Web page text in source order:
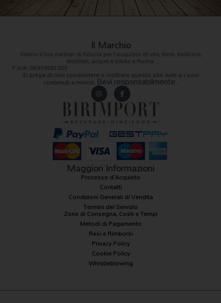
Il Marchio
Si prega di non condividere o inoltrare questo sito web o i suoi
contenuti a minori. Bevi responsabilmente.
In
s
t
g
r
a
F
a
c
eb
o
o
k
-f
Maggiori Informazioni
Processo d'Acquisto
Contatti
Condizioni Generali di Vendita
Termini del Servizio
Zone di Consegna, Costi e Tempi
Metodi di Pagamento
Resi e Rimborsi
Privacy Policy
Cookie Policy
Whistleblowing